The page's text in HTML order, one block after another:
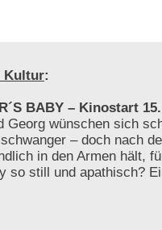
Kultur:
BABY – Kinostart
Georg wünschen sich
– doch nach
in den Armen hält,
so still und apathisch?